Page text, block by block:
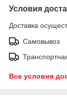
Условия
Доставка
Самовывоз
Все условия